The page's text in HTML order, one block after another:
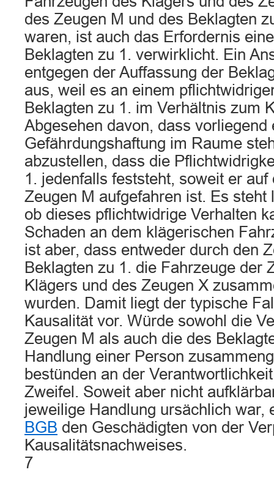
des Zeugen M und des Beklagten
waren, ist auch das Erfordernis
Beklagten zu 1. verwirklicht. Ein
entgegen der Auffassung der
aus, weil es an einem
Beklagten zu 1. im Verhältnis zum
Abgesehen davon, dass vorliegend
Gefährdungshaftung im Raume
abzustellen, dass die
1. jedenfalls feststeht, soweit er
Zeugen M aufgefahren ist. Es steht
ob dieses pflichtwidrige Verhalten
Schaden an dem klägerischen
ist aber, dass entweder durch den
Beklagten zu 1. die Fahrzeuge der
Klägers und des Zeugen X
wurden. Damit liegt der typische
Kausalität vor. Würde sowohl die
Zeugen M als auch die des
Handlung einer Person
bestünden an der
Zweifel. Soweit aber nicht
jeweilige Handlung ursächlich war,
BGB den Geschädigten von der
Kausalitätsnachweises.
7